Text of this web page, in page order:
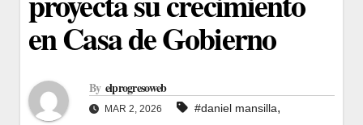
en Casa de Gobierno
By elprogresoweb
MAR 2, 2026 #daniel mansilla,